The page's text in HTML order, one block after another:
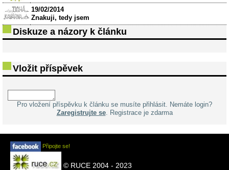
19/02/2014
Znakuji, tedy jsem
Diskuze a názory k článku
Vložit příspěvek
Pro vložení příspěvku k článku se musíte přihlásit. Nemáte login?
Zaregistrujte se. Registrace je zdarma
Připojte se!
© RUCE 2004 - 2023